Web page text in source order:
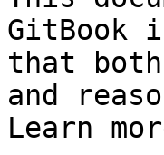
GitBook
that both
and
Learn